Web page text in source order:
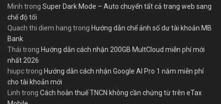
Minh trong Super Dark Mode – Auto chuyển tất cả trang web sang
chế độ tối
Quach thi diem hang trong Hướng dẫn chế ảnh số dư tài khoản MB
Bank
Thái trong Hướng dẫn cách nhận 200GB MultCloud miễn phí mới
nhất 2026
hiupctrong Hướng dẫn cách nhận Google AI Pro 1 năm miễn phí
cho tài khoản mới
Linh trong Cách hoàn thuế TNCN không cần chứng từ trên eTax